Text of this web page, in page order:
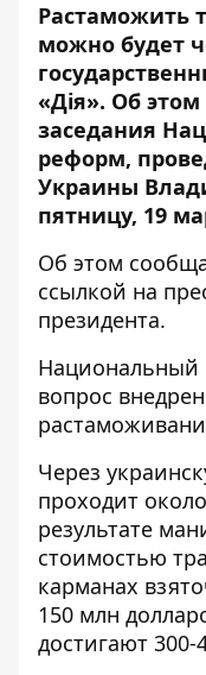
Растаможить
можно будет
«Дія». Об
заседания
реформ,
Украины
пятницу, 19
Об этом
ссылкой на
президента.
Национальный
вопрос
Через
проходит
результате
стоимостью
карманах
150 млн
достигают